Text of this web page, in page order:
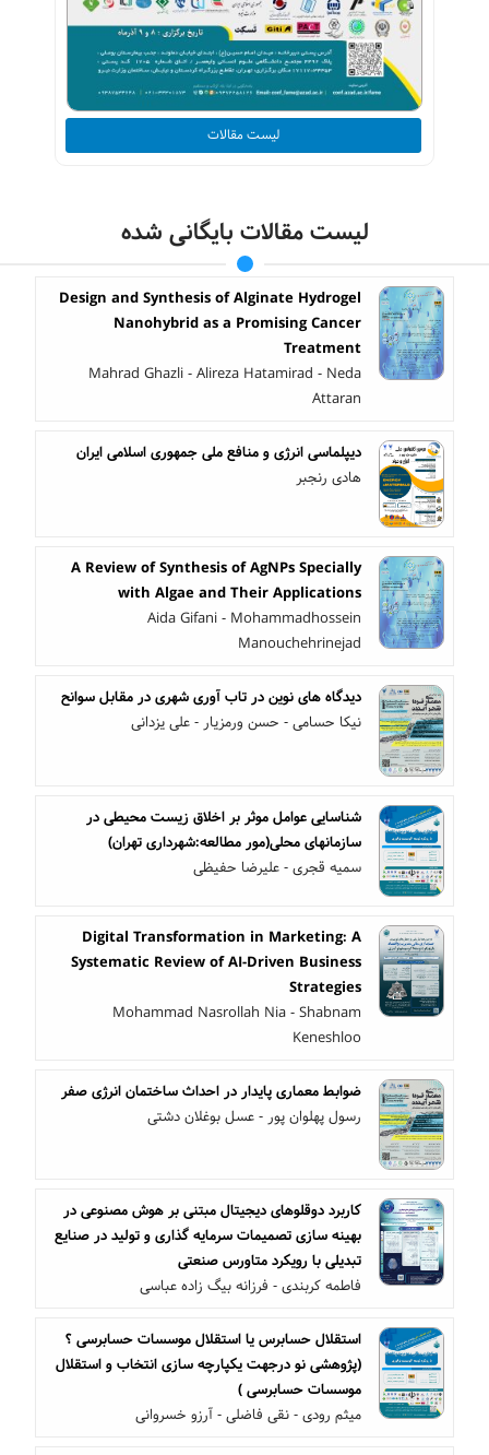
لیست مقالات
لیست مقالات بایگانی شده
Design and Synthesis of Alginate Hydrogel
Nanohybrid as a Promising Cancer
Treatment
Mahrad Ghazli - Alireza Hatamirad - Neda
Attaran
دیپلماسی انرژی و منافع ملی جمهوری اسلامی ایران
هادی رنجبر
A Review of Synthesis of AgNPs Specially
with Algae and Their Applications
Aida Gifani - Mohammadhossein
Manouchehrinejad
دیدگاه های نوین در تاب آوری شهری در مقابل سوانح
نیکا حسامی - حسن ورمزیار - علی یزدانی
شناسایی عوامل موثر بر اخلاق زیست محیطی در
سازمانهای محلی(مور مطالعه:شهرداری تهران)
سمیه قجری - علیرضا حفیظی
Digital Transformation in Marketing: A
Systematic Review of AI-Driven Business
Strategies
Mohammad Nasrollah Nia - Shabnam
Keneshloo
ضوابط معماری پایدار در احداث ساختمان انرژی صفر
رسول پهلوان پور - عسل بوغلان دشتی
کاربرد دوقلوهای دیجیتال مبتنی بر هوش مصنوعی در
بهینه سازی تصمیمات سرمایه گذاری و تولید در صنایع
تبدیلی با رویکرد متاورس صنعتی
فاطمه کربندی - فرزانه بیگ زاده عباسی
استقلال حسابرس یا استقلال موسسات حسابرسی ؟
(پژوهشی نو درجهت یکپارچه سازی انتخاب و استقلال
موسسات حسابرسی )
میثم رودی - نقی فاضلی - آرزو خسروانی